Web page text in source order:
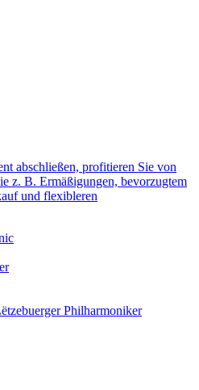
abschließen, profitieren Sie von
z. B. Ermäßigungen, bevorzugtem
und flexibleren
Philharmoniker